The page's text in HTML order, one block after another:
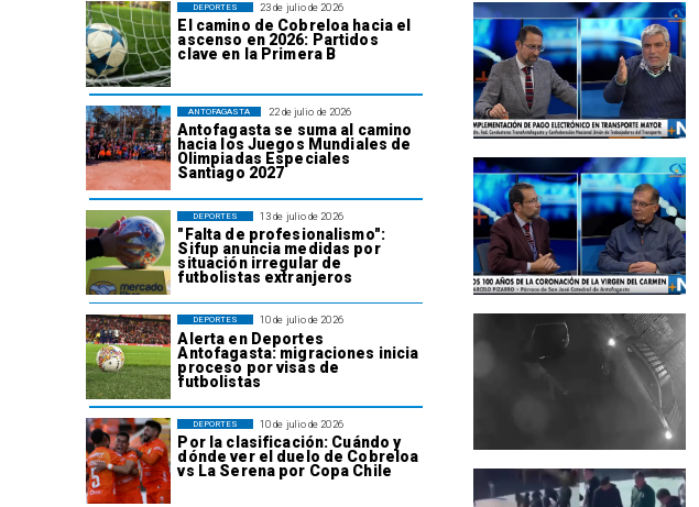
23 de julio de 2026
El camino de Cobreloa hacia el
ascenso en 2026: Partidos
clave en la Primera B
DEPORTES
22 de julio de 2026
Antofagasta se suma al camino
hacia los Juegos Mundiales de
Olimpiadas Especiales
Santiago 2027
ANTOFAGASTA
13 de julio de 2026
"Falta de profesionalismo":
Sifup anuncia medidas por
situación irregular de
futbolistas extranjeros
DEPORTES
10 de julio de 2026
Alerta en Deportes
Antofagasta: migraciones inicia
proceso por visas de
futbolistas
DEPORTES
10 de julio de 2026
Por la clasificación: Cuándo y
dónde ver el duelo de Cobreloa
vs La Serena por Copa Chile
DEPORTES